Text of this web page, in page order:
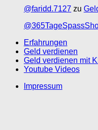
@faridd.7127 zu
Erfahrungen
Geld verdienen
Geld verdienen mit KI
Youtube Videos
Impressum